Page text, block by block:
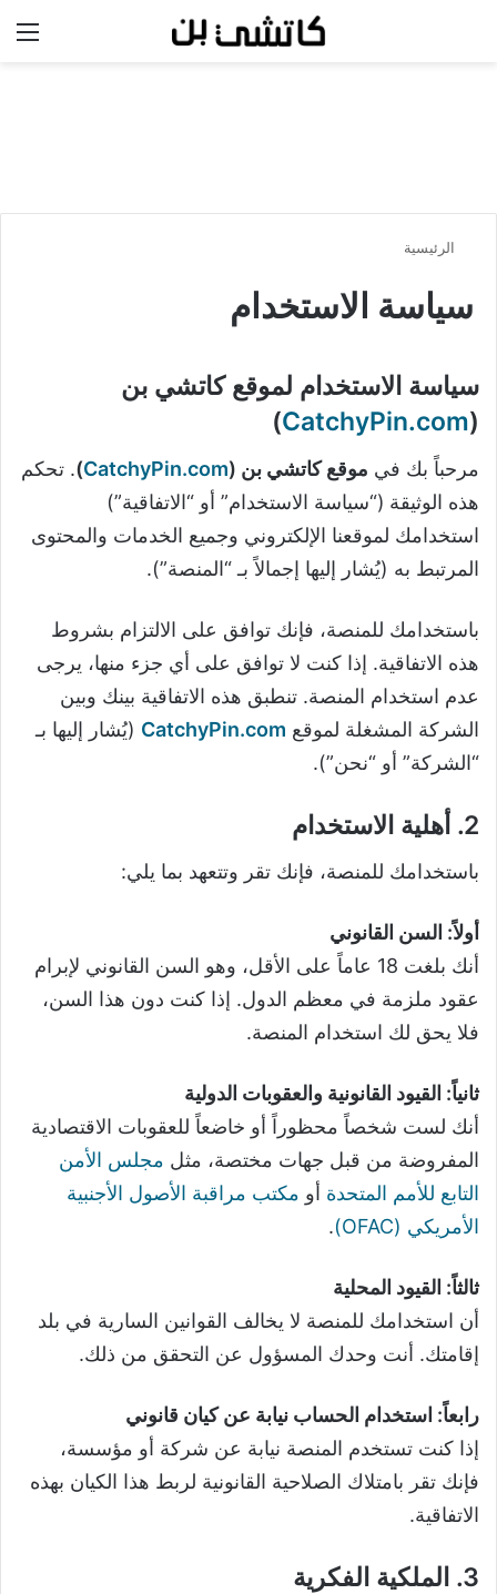
الرئيسية
سياسة الاستخدام
سياسة الاستخدام لموقع كاتشي بن
(
CatchyPin.com
)
مرحباً بك في موقع كاتشي بن (CatchyPin.com
). تحكم
هذه الوثيقة (“سياسة الاستخدام” أو “الاتفاقية”)
استخدامك لموقعنا الإلكتروني وجميع الخدمات والمحتوى
المرتبط به (يُشار إليها إجمالاً بـ “المنصة”).
باستخدامك للمنصة، فإنك توافق على الالتزام بشروط
هذه الاتفاقية. إذا كنت لا توافق على أي جزء منها، يرجى
عدم استخدام المنصة. تنطبق هذه الاتفاقية بينك وبين
الشركة المشغلة لموقع CatchyPin.com (يُشار إليها بـ
“الشركة” أو “نحن”).
2. أهلية الاستخدام
باستخدامك للمنصة، فإنك تقر وتتعهد بما يلي:
أولاً: السن القانوني
أنك بلغت 18 عاماً على الأقل، وهو السن القانوني لإبرام
عقود ملزمة في معظم الدول. إذا كنت دون هذا السن،
فلا يحق لك استخدام المنصة.
ثانياً: القيود القانونية والعقوبات الدولية
أنك لست شخصاً محظوراً أو خاضعاً للعقوبات الاقتصادية
المفروضة من قبل جهات مختصة، مثل مجلس الأمن
التابع للأمم المتحدة أو مكتب مراقبة الأصول الأجنبية
الأمريكي (OFAC)
.
ثالثاً: القيود المحلية
أن استخدامك للمنصة لا يخالف القوانين السارية في بلد
إقامتك. أنت وحدك المسؤول عن التحقق من ذلك.
رابعاً: استخدام الحساب نيابة عن كيان قانوني
إذا كنت تستخدم المنصة نيابة عن شركة أو مؤسسة،
فإنك تقر بامتلاك الصلاحية القانونية لربط هذا الكيان بهذه
الاتفاقية.
3. الملكية الفكرية